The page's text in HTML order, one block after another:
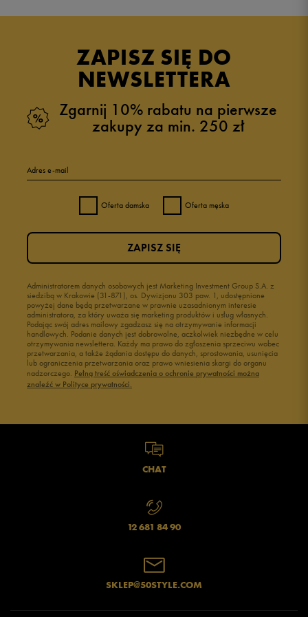
ZAPISZ SIĘ DO
NEWSLETTERA
Zgarnij 10% rabatu na pierwsze
zakupy za min. 250 zł
Adres e-mail
Oferta damska Oferta męska
Administratorem danych osobowych jest Marketing Investment Group S.A. z
siedzibą w Krakowie (31-871), os. Dywizjonu 303 paw. 1, udostępnione
powyżej dane będą przetwarzane w prawnie uzasadnionym interesie
administratora, za który uważa się marketing produktów i usług własnych.
Podając swój adres mailowy zgadzasz się na otrzymywanie informacji
handlowych. Podanie danych jest dobrowolne, aczkolwiek niezbędne w celu
otrzymywania newslettera. Każdy ma prawo do zgłoszenia sprzeciwu wobec
przetwarzania, a także żądania dostępu do danych, sprostowania, usunięcia
lub ograniczenia przetwarzania oraz prawo wniesienia skargi do organu
nadzorczego. Pełną treść oświadczenia o ochronie prywatności można
znaleźć w Polityce prywatności.
ZAPISZ SIĘ
CHAT
12 681 84 90
SKLEP@50STYLE.COM